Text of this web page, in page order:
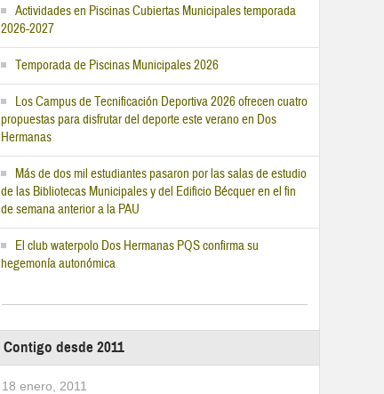
Actividades en Piscinas Cubiertas Municipales temporada
2026-2027
Temporada de Piscinas Municipales 2026
Los Campus de Tecnificación Deportiva 2026 ofrecen cuatro
propuestas para disfrutar del deporte este verano en Dos
Hermanas
Más de dos mil estudiantes pasaron por las salas de estudio
de las Bibliotecas Municipales y del Edificio Bécquer en el fin
de semana anterior a la PAU
El club waterpolo Dos Hermanas PQS confirma su
hegemonía autonómica
Contigo desde 2011
18 enero, 2011